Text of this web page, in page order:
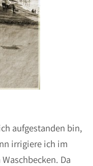
aufgestanden bin,
irrigiere ich im
Da